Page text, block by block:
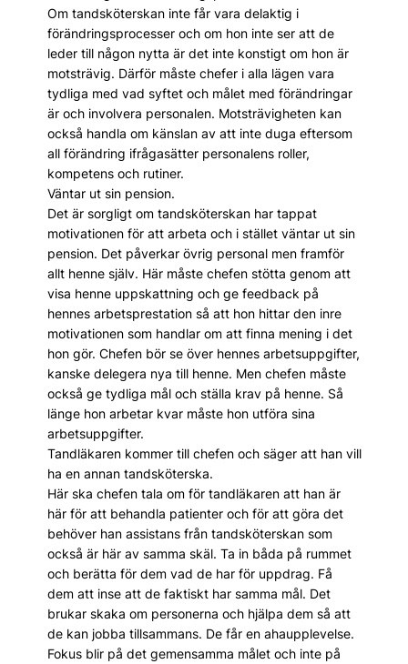
Om tandsköterskan inte får vara delaktig i
förändringsprocesser och om hon inte ser att de
leder till någon nytta är det inte konstigt om hon är
motsträvig. Därför måste chefer i alla lägen vara
tydliga med vad syftet och målet med förändringar
är och involvera personalen. Motsträvigheten kan
också handla om känslan av att inte duga eftersom
all förändring ifrågasätter personalens roller,
kompetens och rutiner.
Väntar ut sin pension.
Det är sorgligt om tandsköterskan har tappat
motivationen för att arbeta och i stället väntar ut sin
pension. Det påverkar övrig personal men framför
allt henne själv. Här måste chefen stötta genom att
visa henne uppskattning och ge feedback på
hennes arbetsprestation så att hon hittar den inre
motivationen som handlar om att finna mening i det
hon gör. Chefen bör se över hennes arbetsuppgifter,
kanske delegera nya till henne. Men chefen måste
också ge tydliga mål och ställa krav på henne. Så
länge hon arbetar kvar måste hon utföra sina
arbetsuppgifter.
Tandläkaren kommer till chefen och säger att han vill
ha en annan tandsköterska.
Här ska chefen tala om för tandläkaren att han är
här för att behandla patienter och för att göra det
behöver han assistans från tandsköterskan som
också är här av samma skäl. Ta in båda på rummet
och berätta för dem vad de har för uppdrag. Få
dem att inse att de faktiskt har samma mål. Det
brukar skaka om personerna och hjälpa dem så att
de kan jobba tillsammans. De får en ahaupplevelse.
Fokus blir på det gemensamma målet och inte på